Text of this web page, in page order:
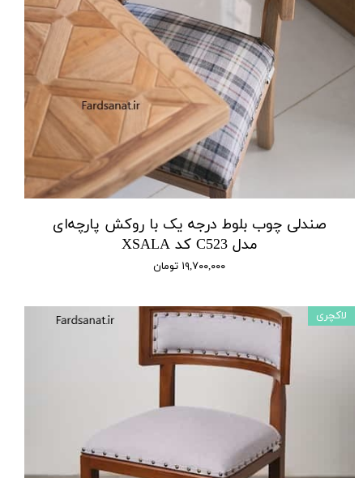
صندلی چوب بلوط درجه یک با روکش پارچه‌ای
مدل C523 کد XSALA
۱۹,۷۰۰,۰۰۰ تومان
لاکچری